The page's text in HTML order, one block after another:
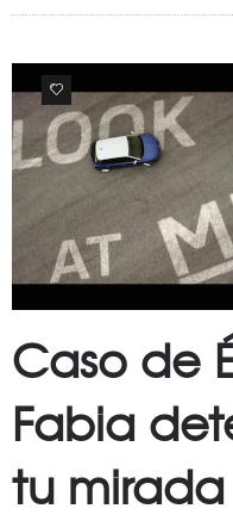
0
Caso de
Fabia
tu mirada